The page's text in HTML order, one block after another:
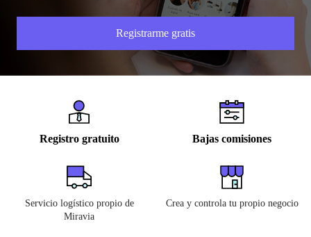
Registrarme gratis
Registro gratuito Bajas comisiones
Servicio logístico propio de
Miravia
Crea y controla tu propio negocio